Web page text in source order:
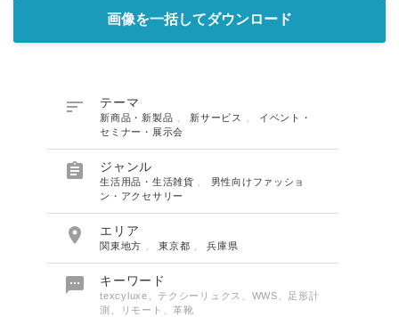
画像を一括してダウンロード
 テーマ
新商品・新製品 新サービス
イベント・
セミナー・展示会
 ジャンル
生活用品・生活雑貨
男性向けファッショ
ン・アクセサリー
 エリア
関東地方 、東京都 、兵庫県
 キーワード
texcyluxe、テクシーリュクス、WWS、足形計
測、リモート、革靴